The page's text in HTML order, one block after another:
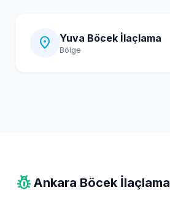
location_on Yuva Böcek İlaçlama
Bölge
pest_control Ankara Böcek İlaçlama